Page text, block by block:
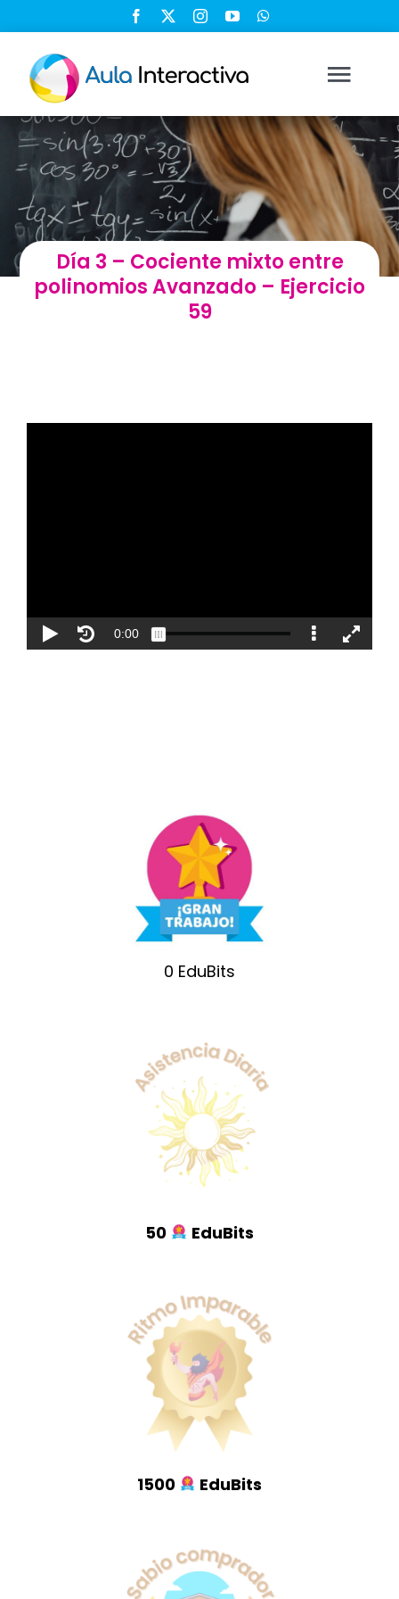
contenido
Ingresar
Registrarse
Nosotros
Soluciones
Día 3 – Cociente mixto entre
polinomios Avanzado – Ejercicio
59
0 EduBits
50 EduBits
1500 EduBits